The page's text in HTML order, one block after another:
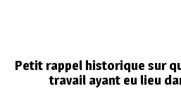
Petit rappel historique sur
travail ayant eu lieu